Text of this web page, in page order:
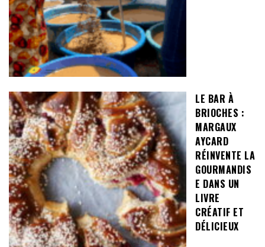
LE BAR À
BRIOCHES :
MARGAUX
AYCARD
RÉINVENTE LA
GOURMANDIS
E DANS UN
LIVRE
CRÉATIF ET
DÉLICIEUX